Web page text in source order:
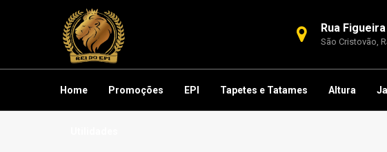
Rua
São Cristovão,
Home Promoções EPI Tapetes e Tatames Altura